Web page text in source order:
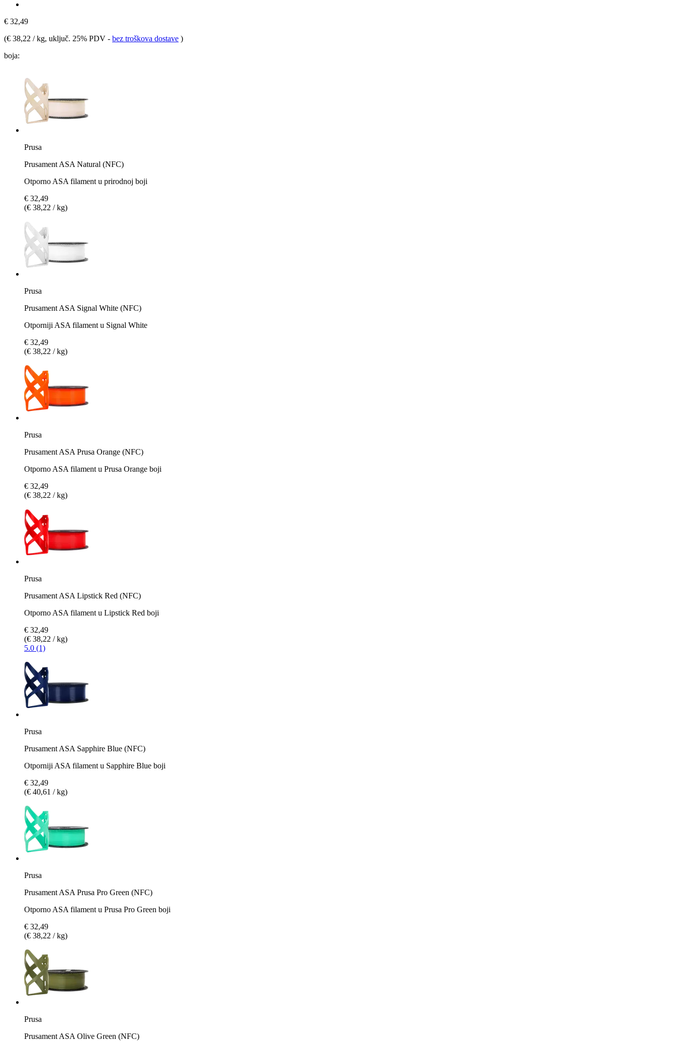
€ 32,49
(€ 38,22 / kg, uključ. 25% PDV - bez troškova dostave )
boja:
Prusa
Prusament ASA Natural (NFC)
Otporno ASA filament u prirodnoj boji
€ 32,49
(€ 38,22 / kg)
Prusa
Prusament ASA Signal White (NFC)
Otporniji ASA filament u Signal White
€ 32,49
(€ 38,22 / kg)
Prusa
Prusament ASA Prusa Orange (NFC)
Otporno ASA filament u Prusa Orange boji
€ 32,49
(€ 38,22 / kg)
Prusa
Prusament ASA Lipstick Red (NFC)
Otporno ASA filament u Lipstick Red boji
€ 32,49
(€ 38,22 / kg)
5.0 (1)
Prusa
Prusament ASA Sapphire Blue (NFC)
Otporniji ASA filament u Sapphire Blue boji
€ 32,49
(€ 40,61 / kg)
Prusa
Prusament ASA Prusa Pro Green (NFC)
Otporno ASA filament u Prusa Pro Green boji
€ 32,49
(€ 38,22 / kg)
Prusa
Prusament ASA Olive Green (NFC)